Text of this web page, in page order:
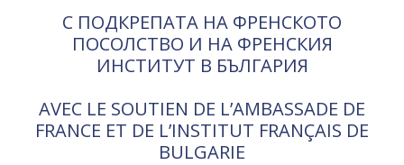
С ПОДКРЕПАТА НА ФРЕНСКОТО
ПОСОЛСТВО И НА ФРЕНСКИЯ
ИНСТИТУТ В БЪЛГАРИЯ
AVEC LE SOUTIEN DE L’AMBASSADE DE
FRANCE ET DE L’INSTITUT FRANÇAIS DE
BULGARIE